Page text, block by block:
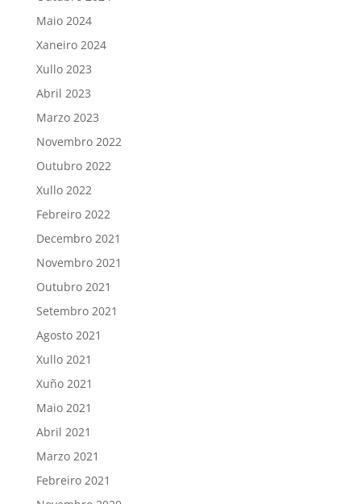
Maio 2024
Xaneiro 2024
Xullo 2023
Abril 2023
Marzo 2023
Novembro 2022
Outubro 2022
Xullo 2022
Febreiro 2022
Decembro 2021
Novembro 2021
Outubro 2021
Setembro 2021
Agosto 2021
Xullo 2021
Xuño 2021
Maio 2021
Abril 2021
Marzo 2021
Febreiro 2021